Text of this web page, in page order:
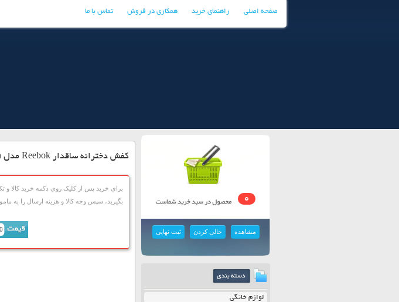
صفحه اصلی راهنمای خرید همکاری در فروش تماس با ما
0
مشاهده خالی کردن ثبت نهایی
لوازم خانگی
کفش دخترانه ساقدار Reebok مدل Green
براي خريد پس از کليک روي دکمه خريد کالا و
بگيريد، سپس وجه کالا و هزينه ارسال را به